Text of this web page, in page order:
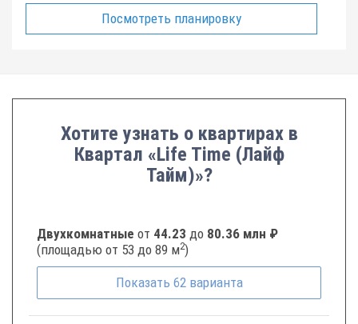
Посмотреть планировку
Хотите узнать о квартирах в
Квартал «Life Time (Лайф
Тайм)»?
Двухкомнатные от 44.23 до 80.36 млн ₽
(площадью от 53 до 89 м2)
Показать 62 варианта